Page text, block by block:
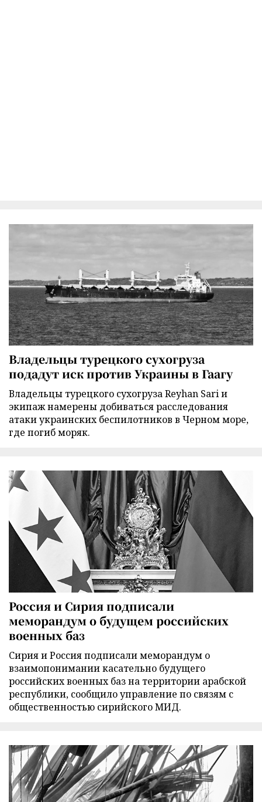
Владельцы турецкого сухогруза
подадут иск против Украины в Гаагу
Владельцы турецкого сухогруза Reyhan Sari и
экипаж намерены добиваться расследования
атаки украинских беспилотников в Черном море,
где погиб моряк.
Россия и Сирия подписали
меморандум о будущем российских
военных баз
Сирия и Россия подписали меморандум о
взаимопонимании касательно будущего
российских военных баз на территории арабской
республики, сообщило управление по связям с
общественностью сирийского МИД.